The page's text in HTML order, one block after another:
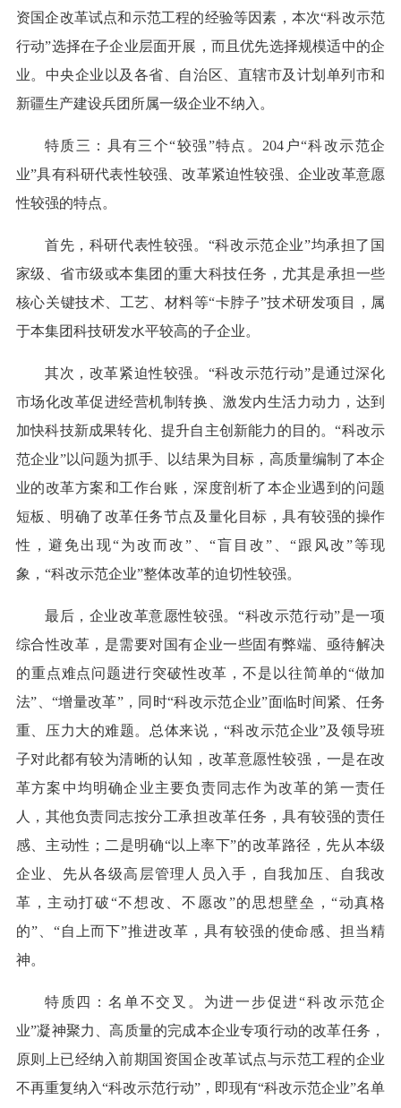
资国企改革试点和示范工程的经验等因素，本次“科改示范
行动”选择在子企业层面开展，而且优先选择规模适中的企
业。中央企业以及各省、自治区、直辖市及计划单列市和
新疆生产建设兵团所属一级企业不纳入。
特质三：具有三个“较强”特点。204户“科改示范企
业”具有科研代表性较强、改革紧迫性较强、企业改革意愿
性较强的特点。
首先，科研代表性较强。“科改示范企业”均承担了国
家级、省市级或本集团的重大科技任务，尤其是承担一些
核心关键技术、工艺、材料等“卡脖子”技术研发项目，属
于本集团科技研发水平较高的子企业。
其次，改革紧迫性较强。“科改示范行动”是通过深化
市场化改革促进经营机制转换、激发内生活力动力，达到
加快科技新成果转化、提升自主创新能力的目的。“科改示
范企业”以问题为抓手、以结果为目标，高质量编制了本企
业的改革方案和工作台账，深度剖析了本企业遇到的问题
短板、明确了改革任务节点及量化目标，具有较强的操作
性，避免出现“为改而改”、“盲目改”、“跟风改”等现
象，“科改示范企业”整体改革的迫切性较强。
最后，企业改革意愿性较强。“科改示范行动”是一项
综合性改革，是需要对国有企业一些固有弊端、亟待解决
的重点难点问题进行突破性改革，不是以往简单的“做加
法”、“增量改革”，同时“科改示范企业”面临时间紧、任务
重、压力大的难题。总体来说，“科改示范企业”及领导班
子对此都有较为清晰的认知，改革意愿性较强，一是在改
革方案中均明确企业主要负责同志作为改革的第一责任
人，其他负责同志按分工承担改革任务，具有较强的责任
感、主动性；二是明确“以上率下”的改革路径，先从本级
企业、先从各级高层管理人员入手，自我加压、自我改
革，主动打破“不想改、不愿改”的思想壁垒，“动真格
的”、“自上而下”推进改革，具有较强的使命感、担当精
神。
特质四：名单不交叉。为进一步促进“科改示范企
业”凝神聚力、高质量的完成本企业专项行动的改革任务，
原则上已经纳入前期国资国企改革试点与示范工程的企业
不再重复纳入“科改示范行动”，即现有“科改示范企业”名单